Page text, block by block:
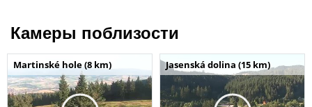
Камеры поблизости
Martinské hole (8 km) Jasenská dolina (15 km)